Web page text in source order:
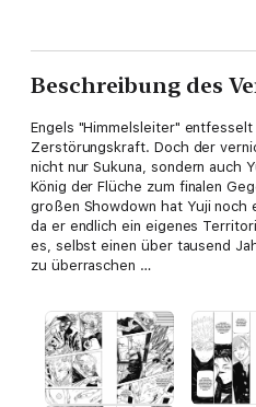
Beschreibung des
Engels "Himmelsleiter"
Zerstörungskraft. Doch der
nicht nur Sukuna, sondern auch
König der Flüche zum finalen
großen Showdown hat Yuji noch
da er endlich ein eigenes
es, selbst einen über tausend
zu überraschen …